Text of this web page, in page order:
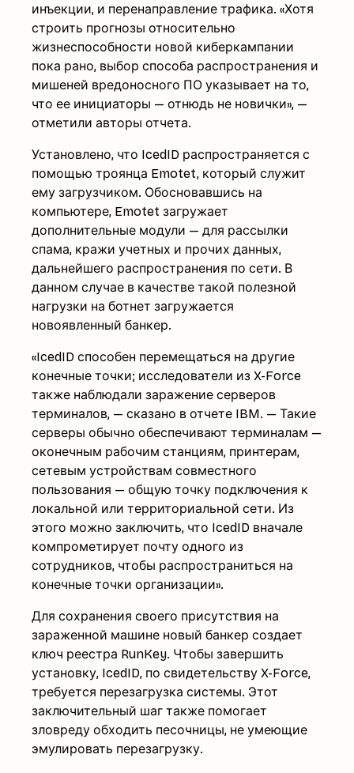
инъекции, и перенаправление трафика. «Хотя
строить прогнозы относительно
жизнеспособности новой киберкампании
пока рано, выбор способа распространения и
мишеней вредоносного ПО указывает на то,
что ее инициаторы — отнюдь не новички», —
отметили авторы отчета.
Установлено, что IcedID распространяется с
помощью троянца Emotet, который служит
ему загрузчиком. Обосновавшись на
компьютере, Emotet загружает
дополнительные модули — для рассылки
спама, кражи учетных и прочих данных,
дальнейшего распространения по сети. В
данном случае в качестве такой полезной
нагрузки на ботнет загружается
новоявленный банкер.
«IcedID способен перемещаться на другие
конечные точки; исследователи из X-Force
также наблюдали заражение серверов
терминалов, — сказано в отчете IBM. — Такие
серверы обычно обеспечивают терминалам —
оконечным рабочим станциям, принтерам,
сетевым устройствам совместного
пользования — общую точку подключения к
локальной или территориальной сети. Из
этого можно заключить, что IcedID вначале
компрометирует почту одного из
сотрудников, чтобы распространиться на
конечные точки организации».
Для сохранения своего присутствия на
зараженной машине новый банкер создает
ключ реестра RunKey. Чтобы завершить
установку, IcedID, по свидетельству X-Force,
требуется перезагрузка системы. Этот
заключительный шаг также помогает
зловреду обходить песочницы, не умеющие
эмулировать перезагрузку.